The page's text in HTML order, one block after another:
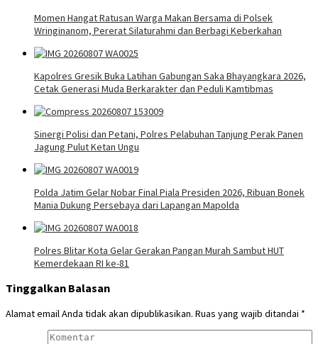
Momen Hangat Ratusan Warga Makan Bersama di Polsek
Wringinanom, Pererat Silaturahmi dan Berbagi Keberkahan
Kapolres Gresik Buka Latihan Gabungan Saka Bhayangkara 2026,
Cetak Generasi Muda Berkarakter dan Peduli Kamtibmas
Sinergi Polisi dan Petani, Polres Pelabuhan Tanjung Perak Panen
Jagung Pulut Ketan Ungu
Polda Jatim Gelar Nobar Final Piala Presiden 2026, Ribuan Bonek
Mania Dukung Persebaya dari Lapangan Mapolda
Polres Blitar Kota Gelar Gerakan Pangan Murah Sambut HUT
Kemerdekaan RI ke-81
Tinggalkan Balasan
Alamat email Anda tidak akan dipublikasikan. Ruas yang wajib ditandai *